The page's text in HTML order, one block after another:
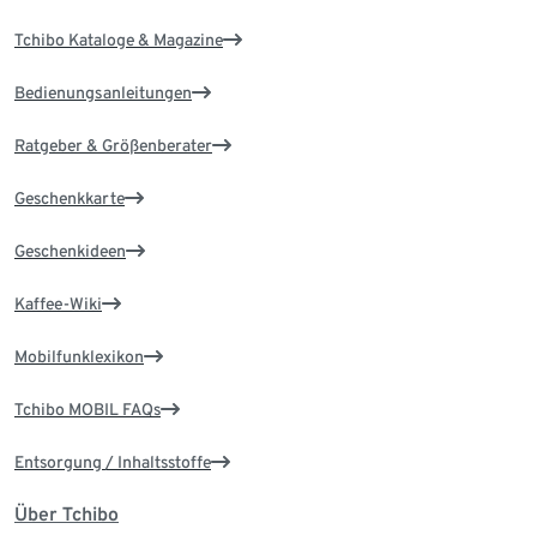
Tchibo Kataloge & Magazine
Bedienungsanleitungen
Ratgeber & Größenberater
Geschenkkarte
Geschenkideen
Kaffee-Wiki
Mobilfunklexikon
Tchibo MOBIL FAQs
Entsorgung / Inhaltsstoffe
Über Tchibo